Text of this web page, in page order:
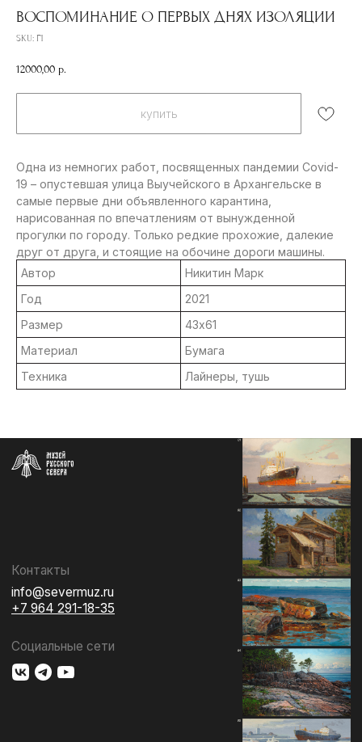
ВОСПОМИНАНИЕ О ПЕРВЫХ ДНЯХ ИЗОЛЯЦИИ
SKU: Г1
12000,00 р.
купить
Одна из немногих работ, посвященных пандемии Covid-
19 – опустевшая улица Выучейского в Архангельске в
самые первые дни объявленного карантина,
нарисованная по впечатлениям от вынужденной
прогулки по городу. Только редкие прохожие, далекие
друг от друга, и стоящие на обочине дороги машины.
Автор
Никитин Марк
Год
2021
Размер
43х61
Материал
Бумага
Техника
Лайнеры, тушь
ИЗДАТЕЛЬСТВО
КОНТАКТЫ
Использование материалов сайта
Социальные сети
Документы музея
Контакты
info@severmuz.ru
+7 964 291-18-35
СОБЫТИЯ